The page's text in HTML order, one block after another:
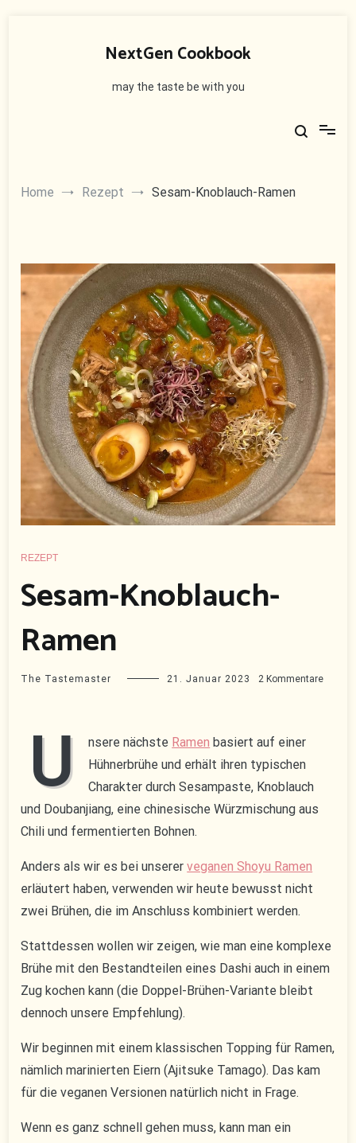
NextGen Cookbook
may the taste be with you
Home Rezept Sesam-Knoblauch-Ramen
REZEPT
Sesam-Knoblauch-
Ramen
The Tastemaster 21. Januar 2023 2 Kommentarezu
U nsere nächste Ramen basiert auf einer
Hühnerbrühe und erhält ihren typischen
Charakter durch Sesampaste, Knoblauch
und Doubanjiang, eine chinesische Würzmischung aus
Chili und fermentierten Bohnen.
Anders als wir es bei unsererveganen Shoyu Ramen
erläutert haben, verwenden wir heute bewusst nicht
zwei Brühen, die im Anschluss kombiniert werden.
Stattdessen wollen wir zeigen, wie man eine komplexe
Brühe mit den Bestandteilen eines Dashi auch in einem
Zug kochen kann (die Doppel-Brühen-Variante bleibt
dennoch unsere Empfehlung).
Wir beginnen mit einem klassischen Topping für Ramen,
nämlich marinierten Eiern (Ajitsuke Tamago). Das kam
für die veganen Versionen natürlich nicht in Frage.
Wenn es ganz schnell gehen muss, kann man ein